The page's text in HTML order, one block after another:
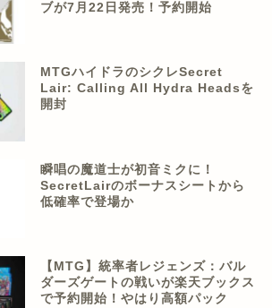
ブが7月22日発売！予約開始
MTGハイドラのシクレSecret
Lair: Calling All Hydra Headsを
開封
瞬唱の魔道士が初音ミクに！
SecretLairのボーナスシートから
低確率で登場か
【MTG】統率者レジェンズ：バル
ダーズゲートの戦いが楽天ブックス
で予約開始！やはり高額パック